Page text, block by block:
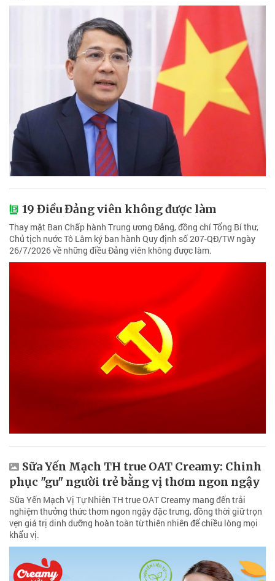
19 Điều Đảng viên không được làm
Thay mặt Ban Chấp hành Trung ương Đảng, đồng chí Tổng Bí thư,
Chủ tịch nước Tô Lâm ký ban hành Quy định số 207-QĐ/TW ngày
26/7/2026 về những điều Đảng viên không được làm.
Sữa Yến Mạch TH true OAT Creamy: Chinh
phục "gu" người trẻ bằng vị thơm ngon ngậy
Sữa Yến Mạch Vị Tự Nhiên TH true OAT Creamy mang đến trải
nghiệm thưởng thức thơm ngon ngậy đặc trưng, đồng thời giữ trọn
vẹn giá trị dinh dưỡng hoàn toàn từ thiên nhiên để chiều lòng mọi
khẩu vị.